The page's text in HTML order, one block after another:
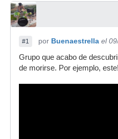
#1 por Buenaestrella el
Grupo que acabo de
de morirse. Por ejemplo, este!